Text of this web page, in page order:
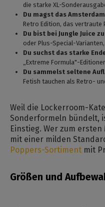
die starke XL-
Du magst das
Retro Edition, das vertraute
Du bist bei Jungle Juice
oder Plus-Special-
Du suchst das starke
„Extreme Formula"-
Du sammelst seltene
Fetish tauchen als Retro-
Weil die Lockerroom-
Sonderformeln bündelt,
Einstieg. Wer zum
mit einer milden
Poppers-Sortiment mit
Größen und